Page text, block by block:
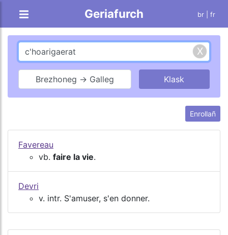
Geriafurch br | fr
Brezhoneg → Galleg
Enrollañ
Favereau
vb. faire la vie.
Devri
v. intr. S'amuser, s'en donner.